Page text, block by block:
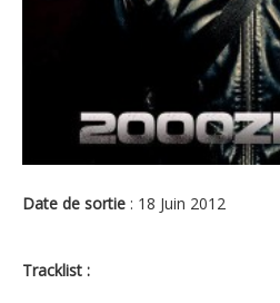
Date de sortie : 18 Juin 2012
Tracklist :